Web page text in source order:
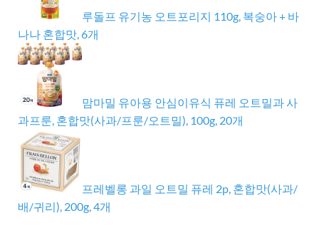
루돌프 유기농 오트포리지 110g, 복숭아 + 바
나나 혼합맛, 6개
맘마밀 유아용 안심이유식 퓨레 오트밀과 사
과프룬, 혼합맛(사과/프룬/오트밀), 100g, 20개
프레벨롱 과일 오트밀 퓨레 2p, 혼합맛(사과/
배/귀리), 200g, 4개